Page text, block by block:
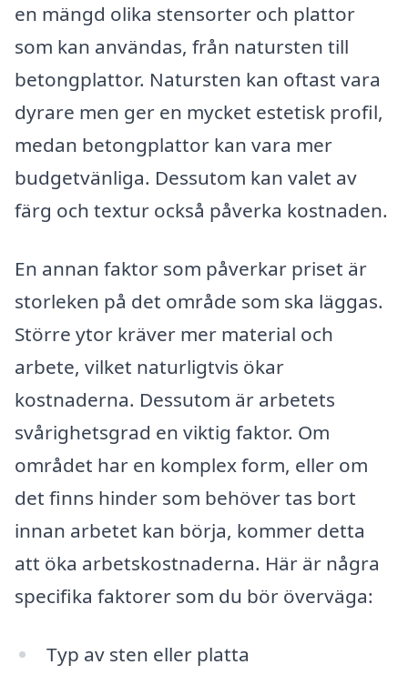
en mängd olika stensorter och plattor
som kan användas, från natursten till
betongplattor. Natursten kan oftast vara
dyrare men ger en mycket estetisk profil,
medan betongplattor kan vara mer
budgetvänliga. Dessutom kan valet av
färg och textur också påverka kostnaden.
En annan faktor som påverkar priset är
storleken på det område som ska läggas.
Större ytor kräver mer material och
arbete, vilket naturligtvis ökar
kostnaderna. Dessutom är arbetets
svårighetsgrad en viktig faktor. Om
området har en komplex form, eller om
det finns hinder som behöver tas bort
innan arbetet kan börja, kommer detta
att öka arbetskostnaderna. Här är några
specifika faktorer som du bör överväga:
Typ av sten eller platta